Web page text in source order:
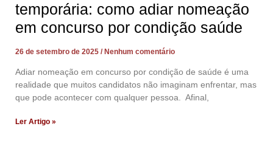
temporária: como adiar nomeação
em concurso por condição saúde
26 de setembro de 2025 Nenhum comentário
Adiar nomeação em concurso por condição de saúde é uma
realidade que muitos candidatos não imaginam enfrentar, mas
que pode acontecer com qualquer pessoa. Afinal,
Ler Artigo »